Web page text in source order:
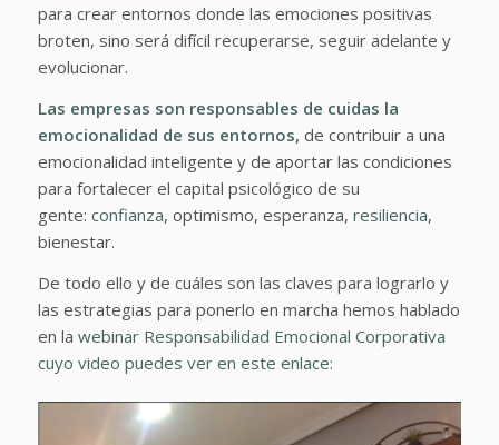
para crear entornos donde las emociones positivas
broten, sino será difícil recuperarse, seguir adelante y
evolucionar.
Las empresas son responsables de cuidas la
emocionalidad de sus entornos, de contribuir a una
emocionalidad inteligente y de aportar las condiciones
para fortalecer el capital psicológico de su
gente: confianza, optimismo, esperanza, resiliencia,
bienestar.
De todo ello y de cuáles son las claves para lograrlo y
las estrategias para ponerlo en marcha hemos hablado
en la webinar Responsabilidad Emocional Corporativa
cuyo video puedes ver en este enlace: